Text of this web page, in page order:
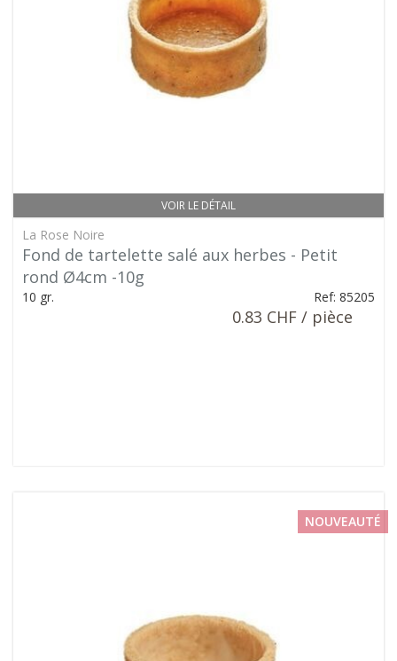
VOIR LE DÉTAIL
La Rose Noire
Fond de tartelette salé aux herbes - Petit
rond Ø4cm -10g
10 gr. Ref: 85205
0.83 CHF / pièce
NOUVEAUTÉ